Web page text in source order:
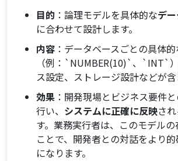
目的 ：論理モデルを具体的なデ
に合わせて設計します。
内容 ：データベースごとの具体
（例：`NUMBER(10)`、`INT`
ス設定、ストレージ設計などが含
効果 ：開発現場とビジネス要件
行い、 システムに正確に反映さ
す。業務実行者は、このモデル
ことで、開発者との対話をより
になります。